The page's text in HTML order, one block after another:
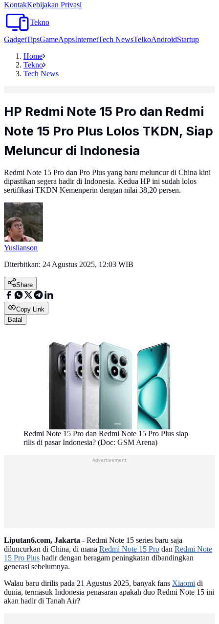
KontakKebijakan Privasi
Tekno
GadgetTipsGameAppsInternetTech NewsTelkoAndroidStartup
Home
Tekno
Tech News
HP Redmi Note 15 Pro dan Redmi
Note 15 Pro Plus Lolos TKDN, Siap
Meluncur di Indonesia
Redmi Note 15 Pro dan Pro Plus yang baru meluncur di China kini
dipastikan segera hadir di Indonesia. Kedua HP ini sudah lolos
sertifikasi TKDN Kemenperin dengan nilai 38,20 persen.
Yuslianson
Diterbitkan: 24 Agustus 2025, 12:03 WIB
Share
Copy Link
Batal
Redmi Note 15 Pro dan Redmi Note 15 Pro Plus siap
rilis di pasar Indonesia? (Doc: GSM Arena)
Advertisement
Liputan6.com, Jakarta - Redmi Note 15 series baru saja
diluncurkan di China, di mana Redmi Note 15 Pro dan Redmi Note
15 Pro Plus hadir dengan beragam peningkatan dibandingkan
generasi sebelumnya.
Walau baru dirilis pada 21 Agustus 2025, banyak fans Xiaomi di
dunia, termasuk Indonesia penasaran apakah duo Redmi Note 15 ini
akan hadir di Tanah Air?